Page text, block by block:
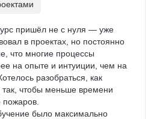
пришёл не с нуля — уже
в проектах, но постоянно
что многие процессы
на опыте и интуиции, чем на
разобраться, как
так, чтобы меньше времени
было максимально